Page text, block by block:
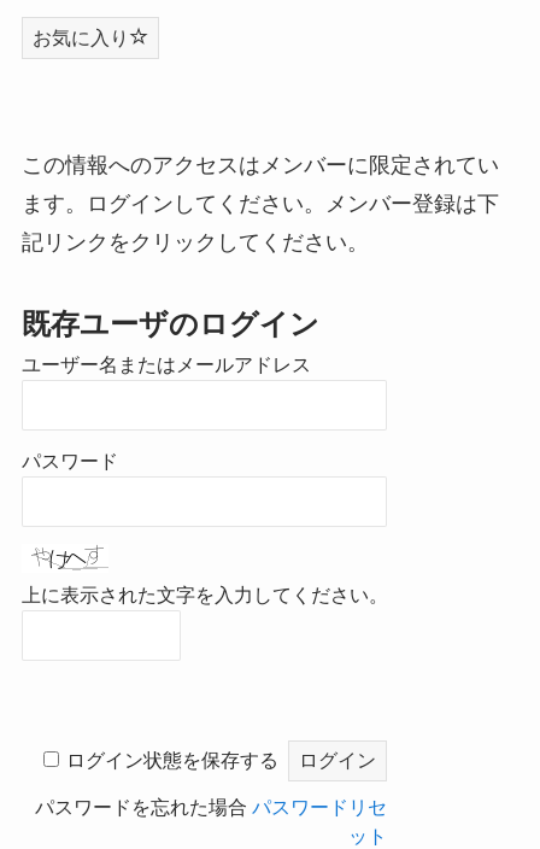
お気に入り
この情報へのアクセスはメンバーに限定されてい
ます。ログインしてください。メンバー登録は下
記リンクをクリックしてください。
既存ユーザのログイン
ユーザー名またはメールアドレス
パスワード
上に表示された文字を入力してください。
ログイン状態を保存する
パスワードを忘れた場合 パスワードリセ
ット